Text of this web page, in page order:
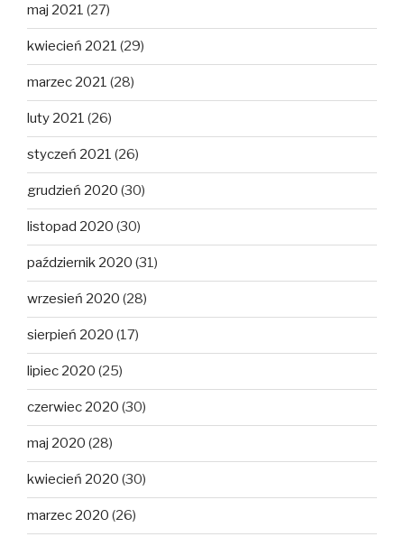
maj 2021 (27)
kwiecień 2021 (29)
marzec 2021 (28)
luty 2021 (26)
styczeń 2021 (26)
grudzień 2020 (30)
listopad 2020 (30)
październik 2020 (31)
wrzesień 2020 (28)
sierpień 2020 (17)
lipiec 2020 (25)
czerwiec 2020 (30)
maj 2020 (28)
kwiecień 2020 (30)
marzec 2020 (26)